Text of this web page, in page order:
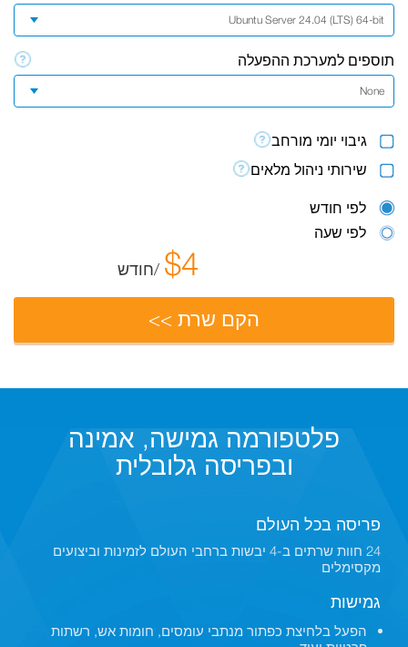
Ubuntu Server 24.04 (LTS) 64-bit
תוספים למערכת ההפעלה
None
גיבוי יומי מורחב
שירותי ניהול מלאים
לפי חודש
לפי שעה
$4 /חודש
הקם שרת >>
פלטפורמה גמישה, אמינה
ובפריסה גלובלית
פריסה בכל העולם
24 חוות שרתים ב-4 יבשות ברחבי העולם לזמינות וביצועים
מקסימלים
גמישות
הפעל בלחיצת כפתור מנתבי עומסים, חומות אש, רשתות